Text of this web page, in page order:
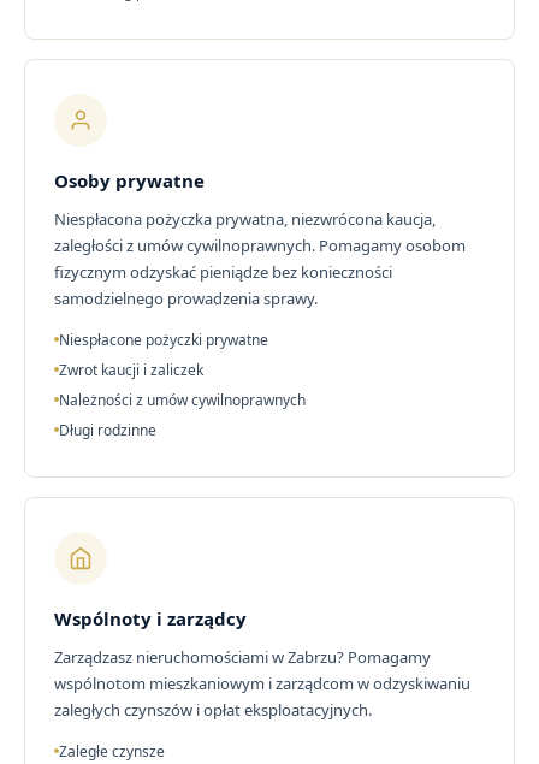
Osoby prywatne
Niespłacona pożyczka prywatna, niezwrócona kaucja,
zaległości z umów cywilnoprawnych. Pomagamy osobom
fizycznym odzyskać pieniądze bez konieczności
samodzielnego prowadzenia sprawy.
Niespłacone pożyczki prywatne
Zwrot kaucji i zaliczek
Należności z umów cywilnoprawnych
Długi rodzinne
Wspólnoty i zarządcy
Zarządzasz nieruchomościami w Zabrzu? Pomagamy
wspólnotom mieszkaniowym i zarządcom w odzyskiwaniu
zaległych czynszów i opłat eksploatacyjnych.
Zaległe czynsze